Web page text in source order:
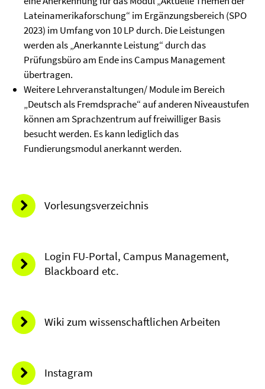
Lateinamerikaforschung“ im Ergänzungsbereich (SPO
2023) im Umfang von 10 LP durch. Die Leistungen
werden als „Anerkannte Leistung“ durch das
Prüfungsbüro am Ende ins Campus Management
übertragen.
Weitere Lehrveranstaltungen/ Module im Bereich
„Deutsch als Fremdsprache“ auf anderen Niveaustufen
können am Sprachzentrum auf freiwilliger Basis
besucht werden. Es kann lediglich das
Fundierungsmodul anerkannt werden.
Vorlesungsverzeichnis
Login FU-Portal, Campus Management,
Blackboard etc.
Wiki zum wissenschaftlichen Arbeiten
Instagram